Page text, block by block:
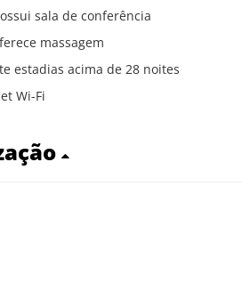
sala de conferência
massagem
estadias acima de 28 noites
Wi-Fi